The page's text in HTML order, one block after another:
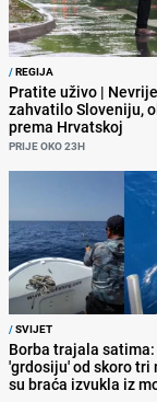
/REGIJA
Pratite uživo |
zahvatilo Sloveniju,
prema Hrvatskoj
PRIJE OKO 23H
/SVIJET
Borba trajala
'grdosiju' od skoro tri
su braća izvukla iz